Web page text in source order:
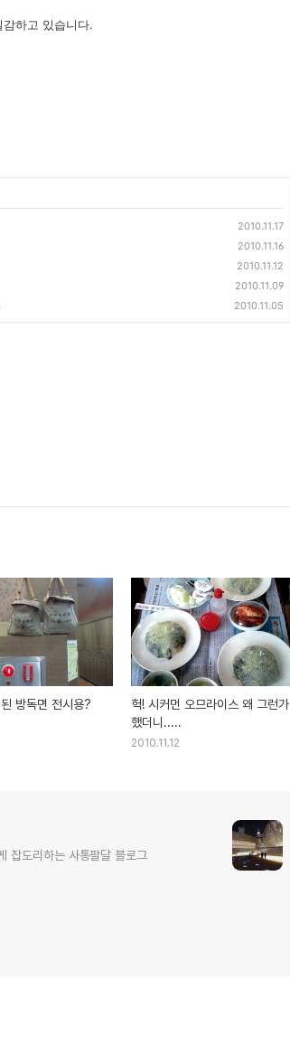
하고 있습니다.
2010.11.17
2010.11.16
2010.11.12
2010.11.09
2010.11.05
방독면 전시용?
헉! 시커먼 오므라이스 왜 그런가
했더니.....
2010.11.12
잡도리하는 사통팔달 블로그